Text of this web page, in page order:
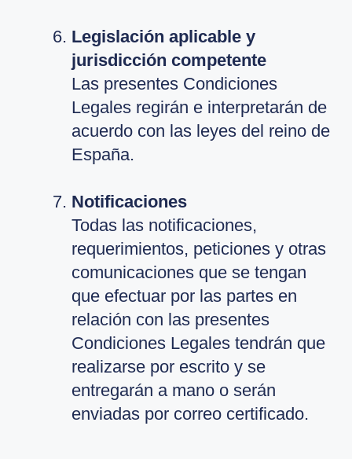
Legislación aplicable y
jurisdicción competente
Las presentes Condiciones
Legales regirán e interpretarán de
acuerdo con las leyes del reino de
España.
Notificaciones
Todas las notificaciones,
requerimientos, peticiones y otras
comunicaciones que se tengan
que efectuar por las partes en
relación con las presentes
Condiciones Legales tendrán que
realizarse por escrito y se
entregarán a mano o serán
enviadas por correo certificado.